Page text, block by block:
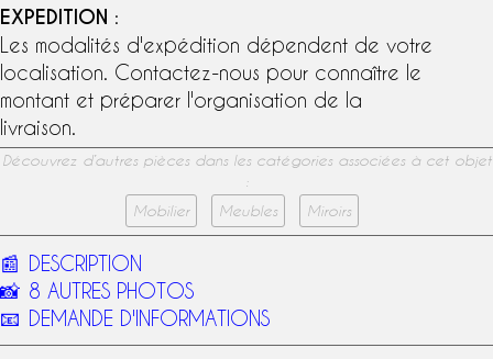
EXPEDITION :
Les modalités d'expédition dépendent de votre
localisation. Contactez-nous pour connaître le
montant et préparer l'organisation de la
livraison.
Découvrez d’autres pièces dans les catégories associées à cet objet
:
Mobilier
Meubles Miroirs
📰 DESCRIPTION
📸 8 AUTRES PHOTOS
📧 DEMANDE D'INFORMATIONS